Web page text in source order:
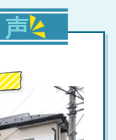
声